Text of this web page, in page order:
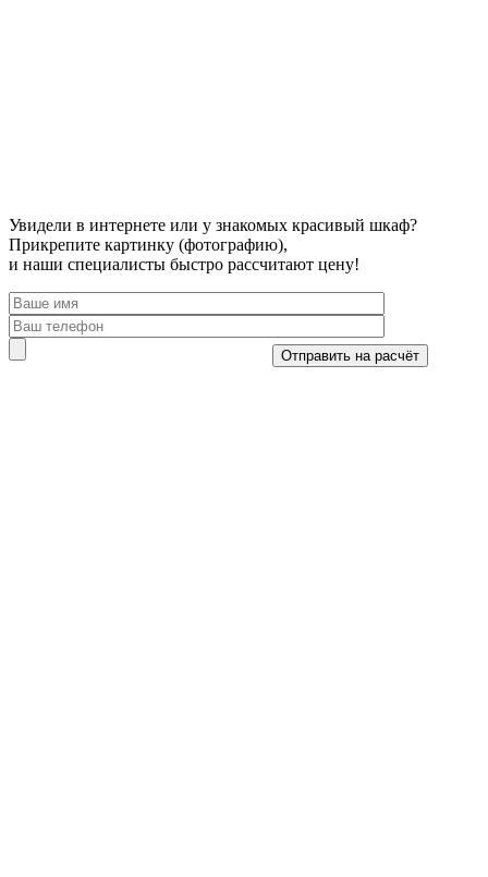
Увидели в интернете или у знакомых красивый шкаф?
Прикрепите картинку (фотографию),
и наши специалисты быстро рассчитают цену!